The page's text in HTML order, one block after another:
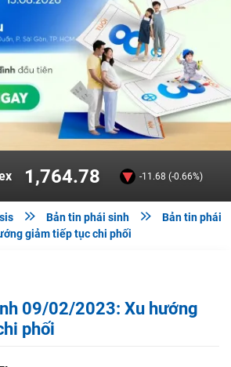
1,764.78 -11.68 (-0.66%)
 Bản tin phái sinh 
Bản tin phái
giảm tiếp tục chi phối
09/02/2023: Xu hướng
phối